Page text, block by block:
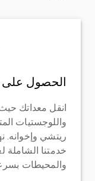
الحصول
انقل معداتك
واللوجستيات
ريتشي
خدمتنا الشاملة
والمحيطات